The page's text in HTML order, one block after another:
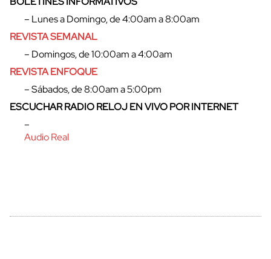
– Lunes a Domingo, de 4:00am a 8:00am
REVISTA SEMANAL
– Domingos, de 10:00am a 4:00am
REVISTA ENFOQUE
– Sábados, de 8:00am a 5:00pm
ESCUCHAR RADIO RELOJ EN VIVO POR INTERNET
–
Audio Real